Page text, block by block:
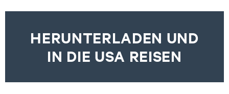
HERUNTERLADEN UND
IN DIE USA REISEN